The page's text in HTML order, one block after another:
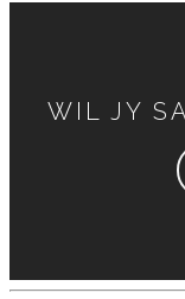
WIL JY